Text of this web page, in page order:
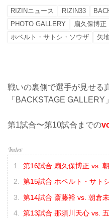
RIZINニュース RIZIN33
PHOTO GALLERY
扇久保博正
ホベルト・サトシ・ソウザ
矢
戦いの裏側で選手が見せる
「BACKSTAGE GALLERY」
第1試合〜第10試合までの
第16試合 扇久保博正 vs.
第15試合 ホベルト・サト
第14試合 斎藤裕 vs. 朝倉
第13試合 那須川天心 vs.